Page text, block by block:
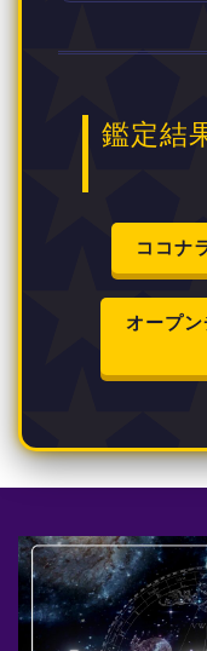
鑑定結
ココナ
オープ